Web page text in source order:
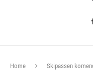
Home Skipassen